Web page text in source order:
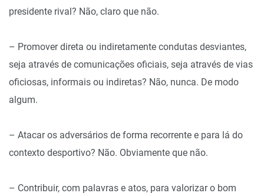
presidente rival? Não, claro que não.
– Promover direta ou indiretamente condutas desviantes,
seja através de comunicações oficiais, seja através de vias
oficiosas, informais ou indiretas? Não, nunca. De modo
algum.
– Atacar os adversários de forma recorrente e para lá do
contexto desportivo? Não. Obviamente que não.
– Contribuir, com palavras e atos, para valorizar o bom